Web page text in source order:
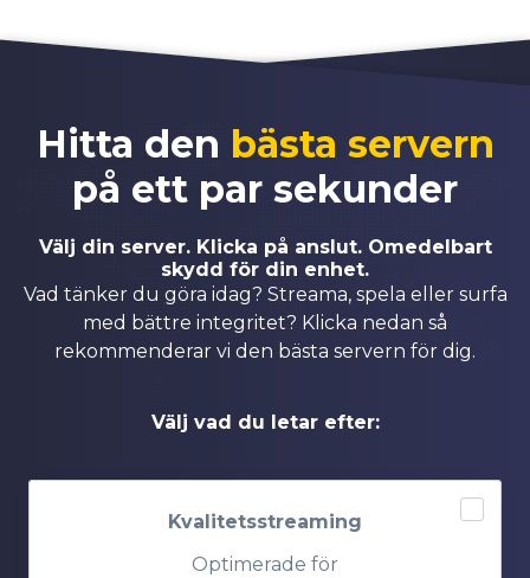
Hitta den bästa servern
på ett par sekunder
Välj din server. Klicka på anslut. Omedelbart
skydd för din enhet.
Vad tänker du göra idag? Streama, spela eller surfa
med bättre integritet? Klicka nedan så
rekommenderar vi den bästa servern för dig.
Välj vad du letar efter:
Kvalitetsstreaming
Optimerade för